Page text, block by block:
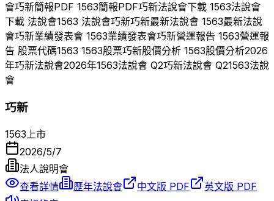
會巧新簡報PDF 1563簡報PDF巧新法說會下載 1563法說會
下載 法說會1563 法說會巧新巧新最新法說會 1563最新法說
會巧新業績發表會 1563業績發表會巧新營運報告 1563營運報
告 股票代碼1563 1563股票巧新股價分析 1563股價分析2026
年巧新法說會2026年1563法說會 Q2巧新法說會 Q21563法說
會
巧新
1563 上市
2026/5/7
法人說明會
查看詳情
歷年法說會 中文版 PDF
英文版 PDF